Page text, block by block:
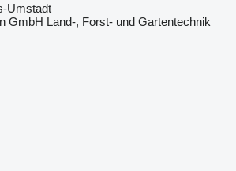
Umstadt
GmbH Land-, Forst- und Gartentechnik